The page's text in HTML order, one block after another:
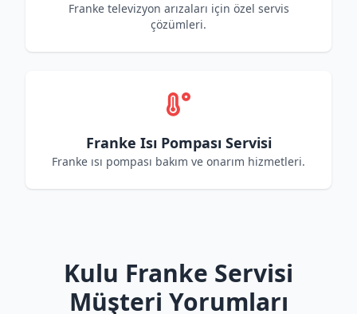
Franke televizyon arızaları için özel servis
çözümleri.
Franke Isı Pompası Servisi
Franke ısı pompası bakım ve onarım hizmetleri.
Kulu Franke Servisi
Müşteri Yorumları